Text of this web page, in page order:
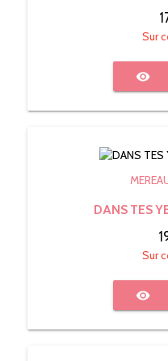
Sur
visibility
DANS TES
Sur
visibility